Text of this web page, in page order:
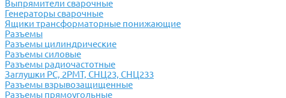
Выпрямители сварочные
Генераторы сварочные
Ящики трансформаторные понижающие
Разъемы
Разъемы цилиндрические
Разъемы силовые
Разъемы радиочастотные
Заглушки РС, 2РМТ, СНЦ23, СНЦ233
Разъемы взрывозащищенные
Разъемы прямоугольные